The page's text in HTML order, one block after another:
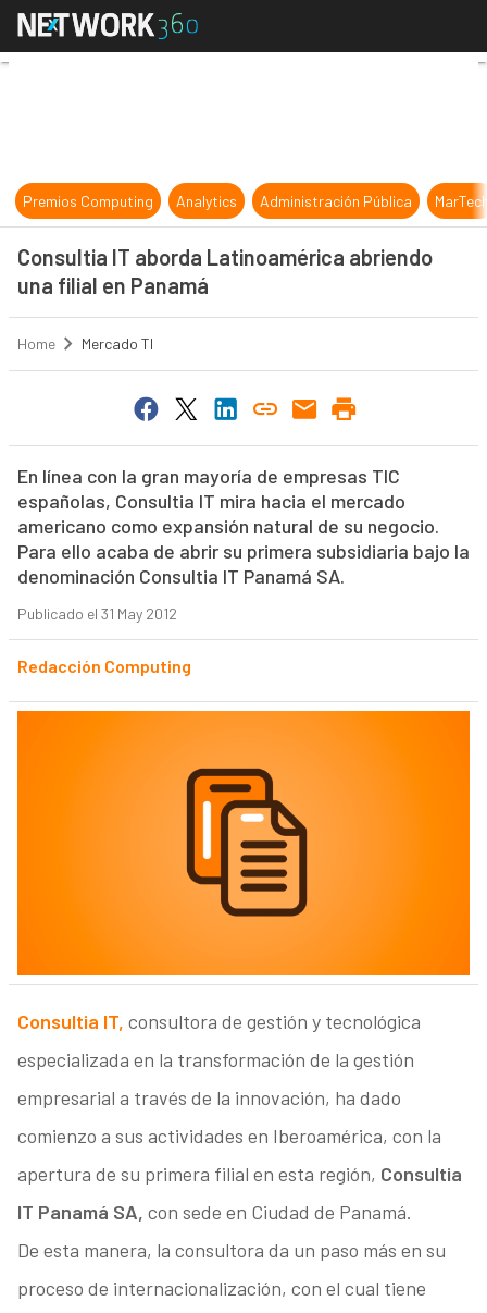
Consultia IT aborda
Premios Computing Analytics Administración Pública
Consultia IT aborda Latinoamérica abriendo
una filial en Panamá
Home Mercado TI
En línea con la gran mayoría de empresas TIC
españolas, Consultia IT mira hacia el mercado
americano como expansión natural de su negocio.
Para ello acaba de abrir su primera subsidiaria bajo la
denominación Consultia IT Panamá SA.
Publicado el 31 May 2012
Redacción Computing
Consultia IT, consultora de gestión y tecnológica
especializada en la transformación de la gestión
empresarial a través de la innovación, ha dado
comienzo a sus actividades en Iberoamérica, con la
apertura de su primera filial en esta región, Consultia
IT Panamá SA, con sede en Ciudad de Panamá.
De esta manera, la consultora da un paso más en su
proceso de internacionalización, con el cual tiene